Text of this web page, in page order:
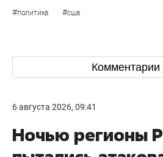
июля Трамп заявил о
напряженностипроизошел8
ответ на атаку на торговое
новые переговоры с Ираном.